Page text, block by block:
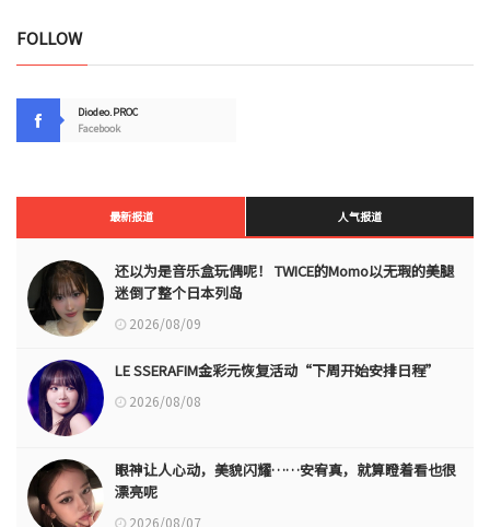
FOLLOW
Diodeo.PROC
Facebook
最新报道 人气报道
还以为是音乐盒玩偶呢！ TWICE的Momo以无瑕的美腿
迷倒了整个日本列岛
2026/08/09
LE SSERAFIM金彩元恢复活动“下周开始安排日程”
2026/08/08
眼神让人心动，美貌闪耀……安宥真，就算瞪着看也很
漂亮呢
2026/08/07